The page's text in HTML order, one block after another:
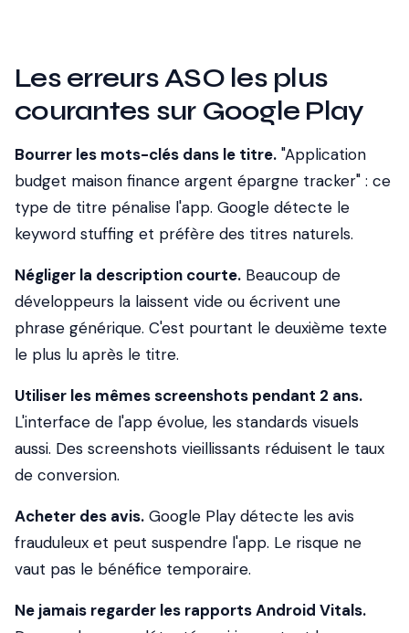
Les erreurs ASO les plus
courantes sur Google Play
Bourrer les mots-clés dans le titre. "Application
budget maison finance argent épargne tracker" : ce
type de titre pénalise l'app. Google détecte le
keyword stuffing et préfère des titres naturels.
Négliger la description courte. Beaucoup de
développeurs la laissent vide ou écrivent une
phrase générique. C'est pourtant le deuxième texte
le plus lu après le titre.
Utiliser les mêmes screenshots pendant 2 ans.
L'interface de l'app évolue, les standards visuels
aussi. Des screenshots vieillissants réduisent le taux
de conversion.
Acheter des avis. Google Play détecte les avis
frauduleux et peut suspendre l'app. Le risque ne
vaut pas le bénéfice temporaire.
Ne jamais regarder les rapports Android Vitals.